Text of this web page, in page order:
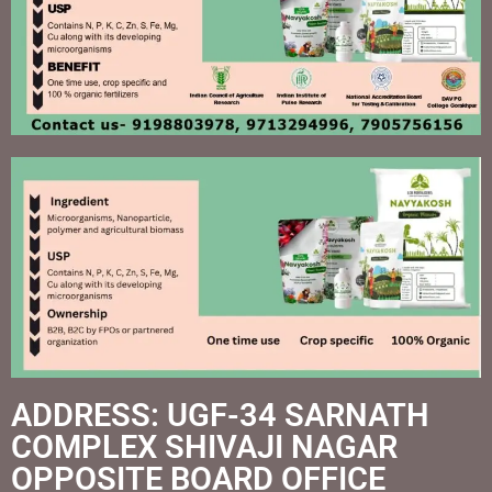
ADDRESS: UGF-34 SARNATH
COMPLEX SHIVAJI NAGAR
OPPOSITE BOARD OFFICE